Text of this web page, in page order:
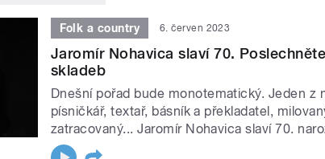
Folk a country 6. červen 2023
Jaromír Nohavica slaví 70.
skladeb
Dnešní pořad bude monotematický. Jeden z
písničkář, textař, básník a překladatel,
zatracovaný... Jaromír Nohavica slaví 70.